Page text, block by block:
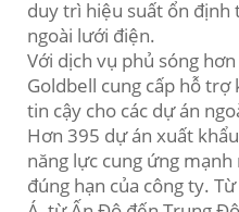
duy trì hiệu suất ổn định
ngoài lưới điện.
Với dịch vụ phủ sóng
Goldbell cung cấp hỗ
tin cậy cho các dự án
Hơn 395 dự án xuất
năng lực cung ứng
đúng hạn của công ty.